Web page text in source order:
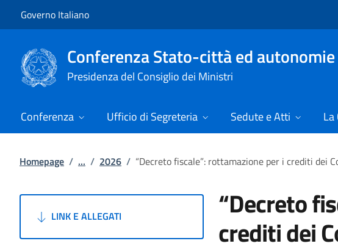
Governo Italiano
Conferenza Stato-città ed
Presidenza del Consiglio dei Ministri
Conferenza Ufficio di Segreteria Sedute e Atti
Homepage / ... / 2026 / “Decreto fiscale”: rottamazione per i crediti dei
LINK E ALLEGATI “Decreto
crediti dei